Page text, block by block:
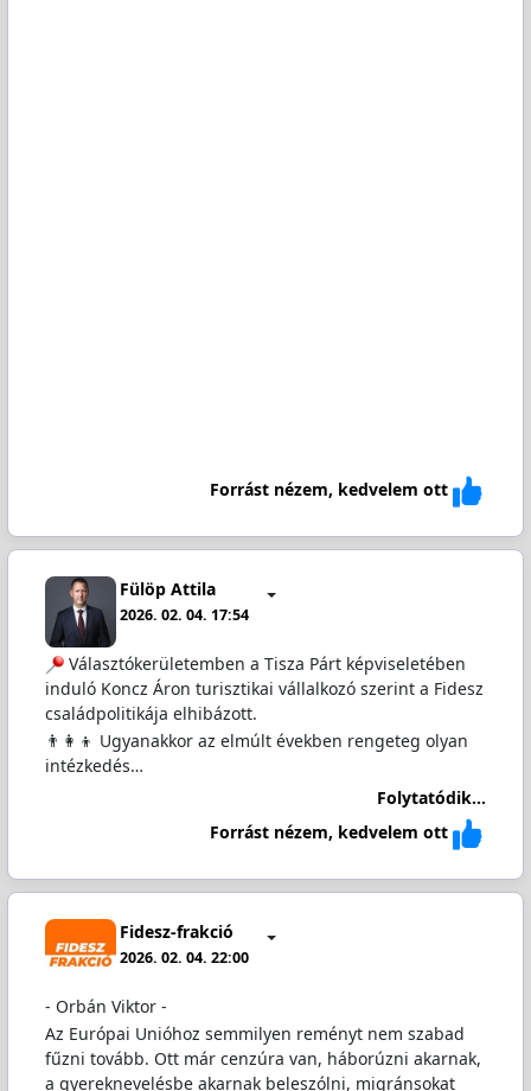
Forrást nézem, kedvelem ott
Fülöp Attila
2026. 02. 04. 17:54
Választókerületemben a Tisza Párt képviseletében
induló Koncz Áron turisztikai vállalkozó szerint a Fidesz
családpolitikája elhibázott.
👨‍👩‍👦 Ugyanakkor az elmúlt években rengeteg olyan
intézkedés…
Folytatódik...
Forrást nézem, kedvelem ott
Fidesz-frakció
2026. 02. 04. 22:00
- Orbán Viktor -
Az Európai Unióhoz semmilyen reményt nem szabad
fűzni tovább. Ott már cenzúra van, háborúzni akarnak,
a gyereknevelésbe akarnak beleszólni, migránsokat